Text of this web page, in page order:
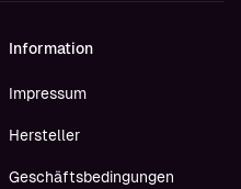
Information
Impressum
Hersteller
Geschäftsbedingungen